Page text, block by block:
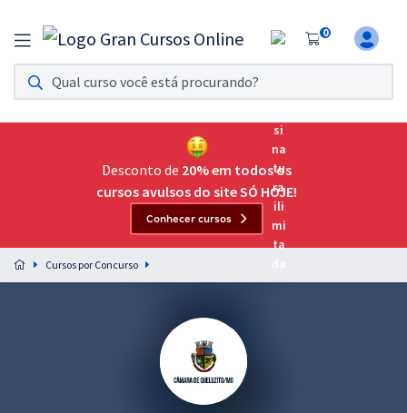
0
Assinatura Ilimitada 11
Acesso a todos os cursos. Teste grátis por 7 dias!
Assinatura OAB Até Passar
Acesso ilimitado a toda preparação para o Exame da
Preparação completa e intensiva para as principais
residências em saúde do Brasil
Desconto de 20% em todos os
cursos avulsos do site SÓ HOJE!
Conhecer cursos
Cursos por Concurso